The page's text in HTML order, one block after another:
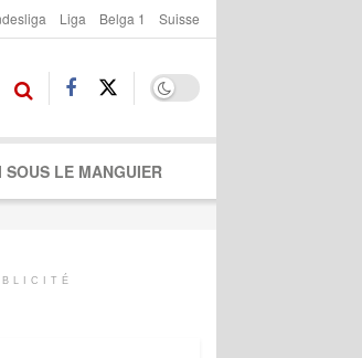
Liga Belga 1 Suisse
SOUS LE MANGUIER